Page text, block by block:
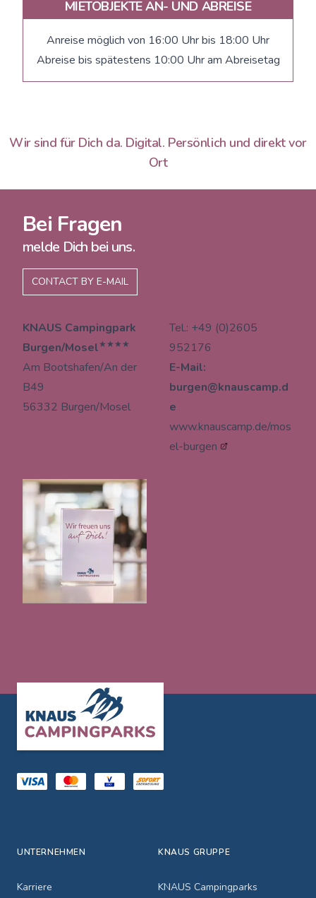
MIETOBJEKTE AN- UND ABREISE
Anreise möglich von 16:00 Uhr bis 18:00 Uhr
Abreise bis spätestens 10:00 Uhr am Abreisetag
Wir sind für Dich da. Digital. Persönlich und direkt vor
Ort
Bei Fragen
melde Dich bei uns.
CONTACT BY E-MAIL
KNAUS Campingpark
Burgen/Mosel★★★★
Am Bootshafen/An der
B49
56332 Burgen/Mosel
Tel.: +49 (0)2605
952176
E-Mail:
burgen@knauscamp.d
e
www.knauscamp.de/mos
el-burgen
UNTERNEHMEN
Karriere
KNAUS GRUPPE
KNAUS Campingparks